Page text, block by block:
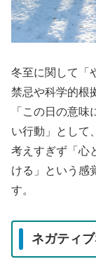
冬至に関して「
禁忌や科学的根
「この日の意
い行動」として
考えすぎず「心
ける」という感
す。
ネガティ